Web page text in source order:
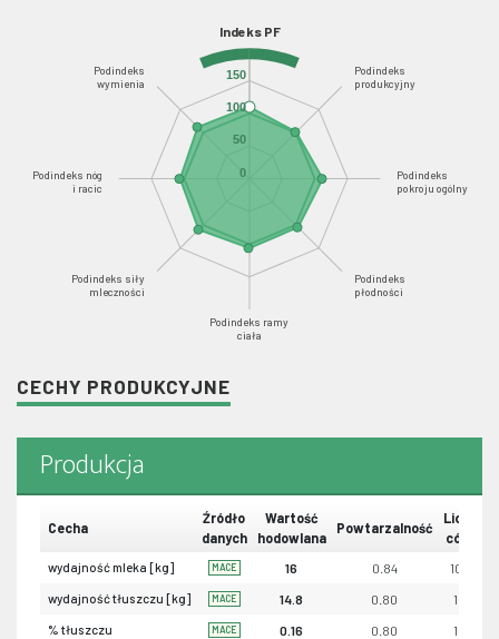
Indeks PF
Podindeks
produkcyjny
Podindeks
pokroju ogólny
Podindeks
płodności
Podindeks ramy
ciała
Podindeks siły
mleczności
Podindeks nóg
i racic
Podindeks
wymienia
0
50
100
150
CECHY PRODUKCYJNE
Produkcja
Cecha
Źródło
danych
Wartość
hodowlana
Powtarzalność
Liczba
córek
wydajność mleka [kg] MACE 16 0.84 1052
wydajność tłuszczu [kg] MACE 14.8 0.80 1041
% tłuszczu MACE 0.16 0.80 1041